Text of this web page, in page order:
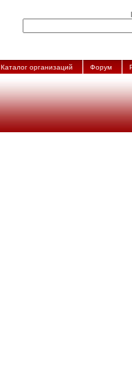
Каталог организаций Форум